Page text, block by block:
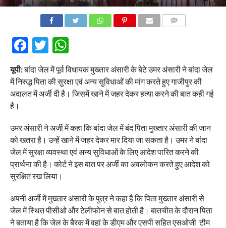
Facebook
Twitter
WhatsApp
यूपी:बांदा जेल में पूर्व विधायक मुख्तार अंसारी के बेटे उमर अंसारी ने बांदा जेल
में निरुद्ध पिता की सुरक्षा एवं अन्य सुविधाओं की मांग करते हुए गाजीपुर की
अदालत में अर्जी दी है। जिसमें खाने में जहर देकर हत्या करने की बात कही गई
है।
उमर अंसारी ने अर्जी में कहा कि बांदा जेल में बंद पिता मुख्तार अंसारी की जान
को खतरा है। उन्हें खाने में जहर देकर मार दिया जा सकता है। उमर ने बांदा
जेल में सुरक्षा व्यवस्था एवं अन्य सुविधाओं के लिए आदेश पारित करने की
प्रार्थना की है। कोर्ट ने इस बात पर अर्जी का अवलोकन करते हुए आदेश को
सुरक्षित रख लिया।
अपनी अर्जी में मुख्तार अंसारी के पुत्र ने कहा है कि पिता मुख्तार अंसारी से
जेल में स्थित पीसीओ और टेलीफोन से बात होती है। बातचीत के दौरान पिता
ने बताया है कि जेल के बैरक में वहां के डीएम और एसपी सहित एसओजी टीम